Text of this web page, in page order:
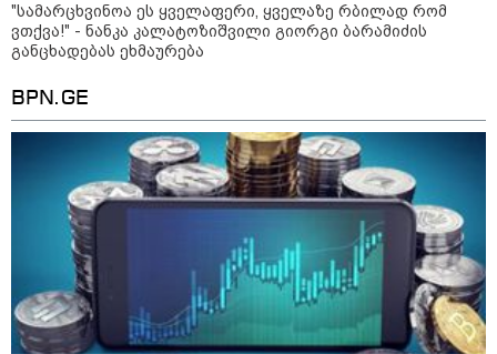
11:36 / 08-08-2026
წელიწადნახევარში საქართველოში 164
ადამიანი დაიკარგა - 57 პირს ამ დრომდე
ეძებენ
"სა­მარ­ცხვი­ნოა ეს ყვე­ლა­ფე­რი, ყვე­ლა­ზე რბი­ლად რომ
ვთქვა!" - ნანკა კალატოზიშვილი გიორგი ბარამიძის
განცხადებას ეხმაურება
BPN.GE